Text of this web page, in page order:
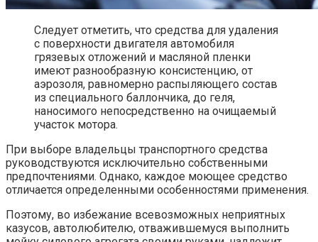
Следует отметить, что средства для удаления
с поверхности двигателя автомобиля
грязевых отложений и масляной пленки
имеют разнообразную консистенцию, от
аэрозоля, равномерно распыляющего состав
из специального баллончика, до геля,
наносимого непосредственно на очищаемый
участок мотора.
При выборе владельцы транспортного средства
руководствуются исключительно собственными
предпочтениями. Однако, каждое моющее средство
отличается определенными особенностями применения.
Поэтому, во избежание всевозможных неприятных
казусов, автолюбителю, отважившемуся выполнить